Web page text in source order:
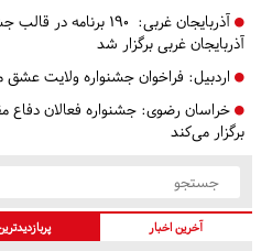
آذربایجان غربی:
۱۹۰ برنامه در
آذربایجان غربی برگزار شد
اردبیل: فراخوان جشنواره ولایت
خراسان رضوی: جشنواره فعالان
برگزار می‌کند
آخرین اخبار